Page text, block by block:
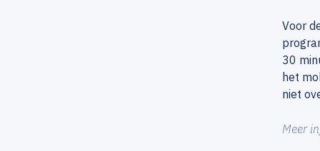
Voor
30
het
niet
Meer